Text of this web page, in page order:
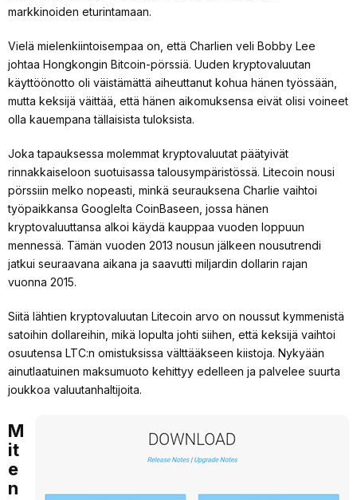
markkinoiden eturintamaan.
Vielä mielenkiintoisempaa on, että Charlien veli Bobby Lee
johtaa Hongkongin Bitcoin-pörssiä. Uuden kryptovaluutan
käyttöönotto oli väistämättä aiheuttanut kohua hänen työssään,
mutta keksijä väittää, että hänen aikomuksensa eivät olisi voineet
olla kauempana tällaisista tuloksista.
Joka tapauksessa molemmat kryptovaluutat päätyivät
rinnakkaiseloon suotuisassa talousympäristössä. Litecoin nousi
pörssiin melko nopeasti, minkä seurauksena Charlie vaihtoi
työpaikkansa Googlelta CoinBaseen, jossa hänen
kryptovaluuttansa alkoi käydä kauppaa vuoden loppuun
mennessä. Tämän vuoden 2013 nousun jälkeen nousutrendi
jatkui seuraavana aikana ja saavutti miljardin dollarin rajan
vuonna 2015.
Siitä lähtien kryptovaluutan Litecoin arvo on noussut kymmenistä
satoihin dollareihin, mikä lopulta johti siihen, että keksijä vaihtoi
osuutensa LTC:n omistuksissa välttääkseen kiistoja. Nykyään
ainutlaatuinen maksumuoto kehittyy edelleen ja palvelee suurta
joukkoa valuutanhaltijoita.
M
it
e
n